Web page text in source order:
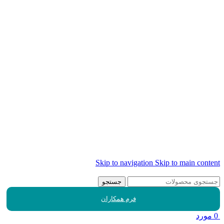
Skip to navigation Skip to main content
جستجو
فرم همکاران
0 مورد